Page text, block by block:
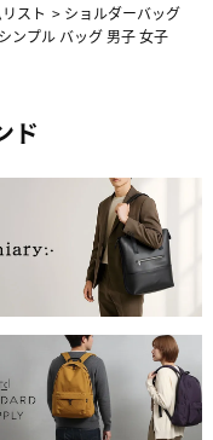
スト > ショルダーバッグ
ンプル バッグ 男子 女子
ド